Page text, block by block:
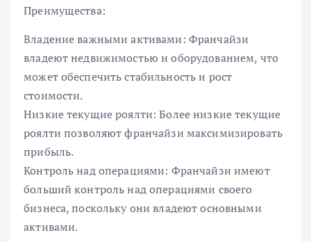
Преимущества:
Владение важными активами: Франчайзи
владеют недвижимостью и оборудованием, что
может обеспечить стабильность и рост
стоимости.
Низкие текущие роялти: Более низкие текущие
роялти позволяют франчайзи максимизировать
прибыль.
Контроль над операциями: Франчайзи имеют
больший контроль над операциями своего
бизнеса, поскольку они владеют основными
активами.